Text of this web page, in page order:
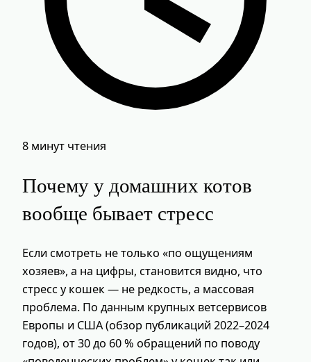
8 минут чтения
Почему у домашних котов
вообще бывает стресс
Если смотреть не только «по ощущениям
хозяев», а на цифры, становится видно, что
стресс у кошек — не редкость, а массовая
проблема. По данным крупных ветсервисов
Европы и США (обзор публикаций 2022–2024
годов), от 30 до 60 % обращений по поводу